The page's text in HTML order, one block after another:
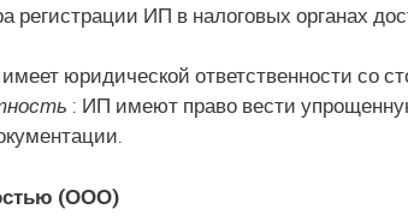
регистрации ИП в налоговых органах
юридической ответственности со
: ИП имеют право вести
(ООО)